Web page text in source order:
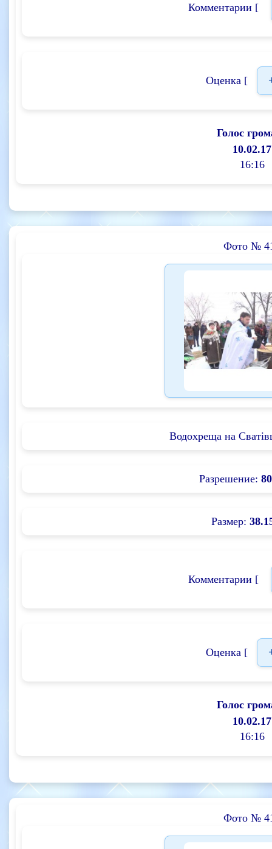
Комментарии [
Оценка [
Голос
10.02.17
16:16
Фото №
Водохреща на
Разрешение:
Размер:
Комментарии [
Оценка [
Голос
10.02.17
16:16
Фото №